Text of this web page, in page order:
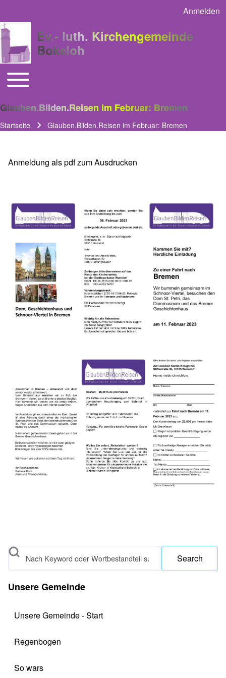
User
Anmelden
Ev.- luth. Kirchengemeinde
Bokeloh
Main navigation
Toggle main menu
Glauben.Bilden.Reisen im Februar: Bremen
Pfadnavigation
Startseite Glauben.Bilden.Reisen im Februar: Bremen
Anmeldung als pdf zum Ausdrucken
Search
Unsere Gemeinde
Unsere Gemeinde - Start
Regenbogen
So wars